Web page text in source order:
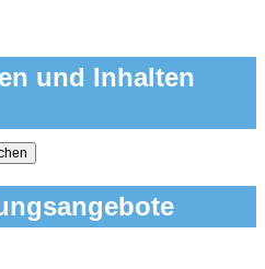
und Inhalten
der Seite suchen